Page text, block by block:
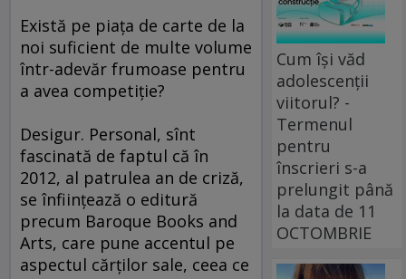
Există pe piaţa de carte de la
noi suficient de multe volume
într-adevăr frumoase pentru
a avea competiţie?
Desigur. Personal, sînt
fascinată de faptul că în
2012, al patrulea an de criză,
se înfiinţează o editură
precum Baroque Books and
Arts, care pune accentul pe
aspectul cărţilor sale, ceea ce
Cum își văd
adolescenții
viitorul? -
Termenul
pentru
înscrieri s-a
prelungit până
la data de 11
OCTOMBRIE